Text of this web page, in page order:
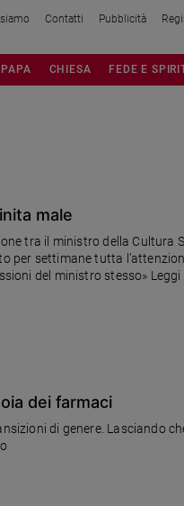
Contatti Pubblicità
PAPA CHIESA FEDE E
male
tra il ministro della Cultura
per settimane tutta
del ministro stesso»
dei farmaci
di genere. Lasciando